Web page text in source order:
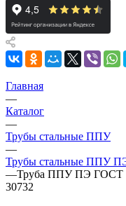
Главная
—
Каталог
—
Трубы стальные ППУ
—
Трубы стальные ППУ
—Труба ППУ ПЭ ГОСТ
30732